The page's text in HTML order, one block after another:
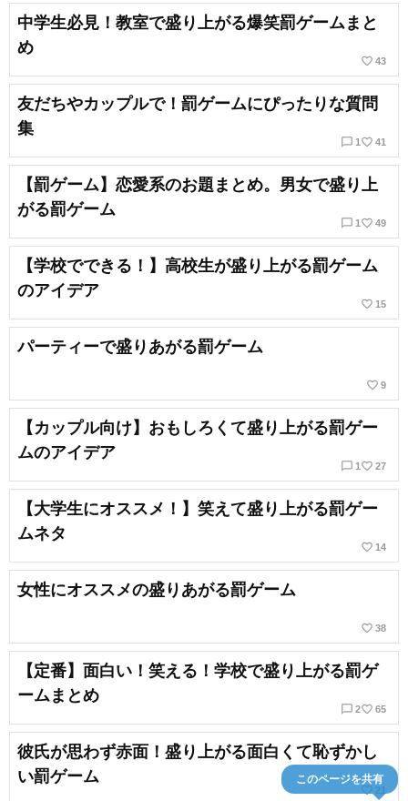
中学生必見！教室で盛り上がる爆笑罰ゲームまと
め
favorite_border 43
友だちやカップルで！罰ゲームにぴったりな質問
集
chat_bubble_outline 1favorite_border 41
【罰ゲーム】恋愛系のお題まとめ。男女で盛り上
がる罰ゲーム
chat_bubble_outline 1favorite_border 49
【学校でできる！】高校生が盛り上がる罰ゲーム
のアイデア
favorite_border 15
パーティーで盛りあがる罰ゲーム
favorite_border 9
【カップル向け】おもしろくて盛り上がる罰ゲー
ムのアイデア
chat_bubble_outline 1favorite_border 27
【大学生にオススメ！】笑えて盛り上がる罰ゲー
ムネタ
favorite_border 14
女性にオススメの盛りあがる罰ゲーム
favorite_border 38
【定番】面白い！笑える！学校で盛り上がる罰ゲ
ームまとめ
chat_bubble_outline 2favorite_border 65
彼氏が思わず赤面！盛り上がる面白くて恥ずかし
い罰ゲーム
このページを共有